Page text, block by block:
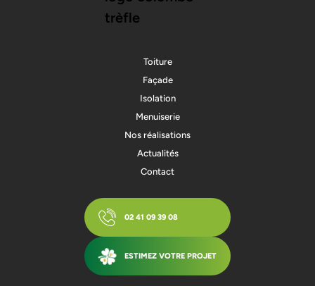
Toiture
Façade
Isolation
Menuiserie
Nos réalisations
Actualités
Contact
02 41 09 39 08
ESTIMEZ VOTRE PROJET